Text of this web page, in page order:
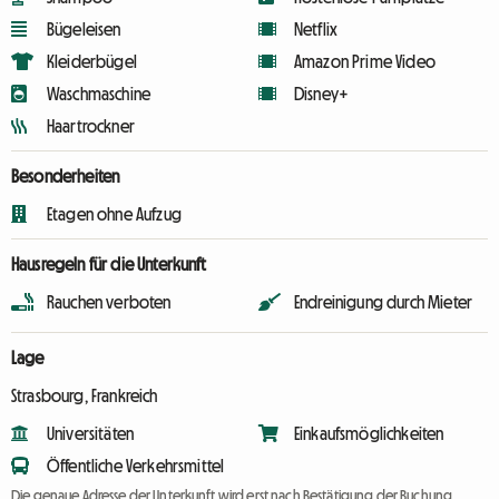
Bügeleisen
Kleiderbügel
Waschmaschine
Haartrockner
Netflix
Amazon Prime Video
Disney+
Besonderheiten
Etagen ohne Aufzug
Hausregeln für die Unterkunft
Rauchen verboten Endreinigung durch Mieter
Lage
Strasbourg, Frankreich
Universitäten
Öffentliche Verkehrsmittel
Einkaufsmöglichkeiten
Die genaue Adresse der Unterkunft wird erst nach Bestätigung der Buchung